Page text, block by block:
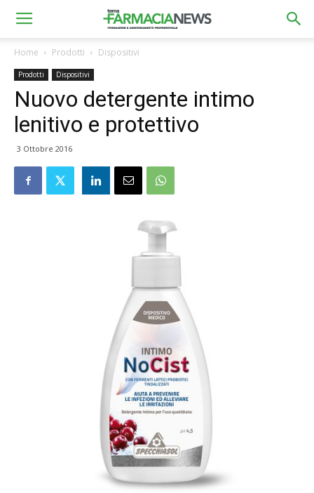
Home Prodotti Dispositivi
Prodotti Dispositivi
Nuovo detergente intimo
lenitivo e protettivo
3 Ottobre 2016